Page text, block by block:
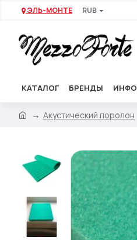
ЭЛЬ-МОНТЕ RUB
КАТАЛОГ БРЕНДЫ ИНФО
Акустический поролон